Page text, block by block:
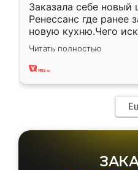
Заказала себе новый
Ренессанс где ранее
новую кухню.Чего
вполне довольна.
два года, нареканий
Читать полностью